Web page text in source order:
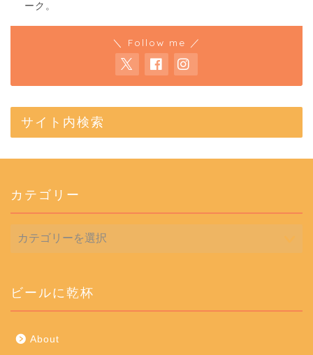
ーク。
＼ Follow me ／
サイト内検索
カテゴリー
テ
ー
ビールに乾杯
About